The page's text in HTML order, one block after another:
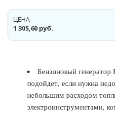
1 305,60 руб.
ЦЕНА
Бензиновый
подойдет, если нужна
небольшим расходом
электроинструментами,